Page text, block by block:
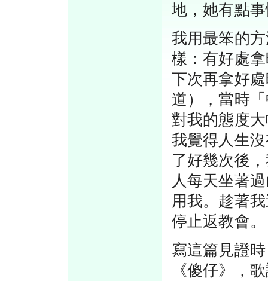
地，她有點
我用最笨的
樣：有好處
下次再拿好
道），當時
對我的態度
我覺得人生
了好幾次後
人每天坐著
用我。趁著
停止返教會。
寫這篇見證
《傻仔》，